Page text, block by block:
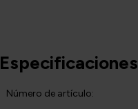
Especificaciones
Número de artículo: